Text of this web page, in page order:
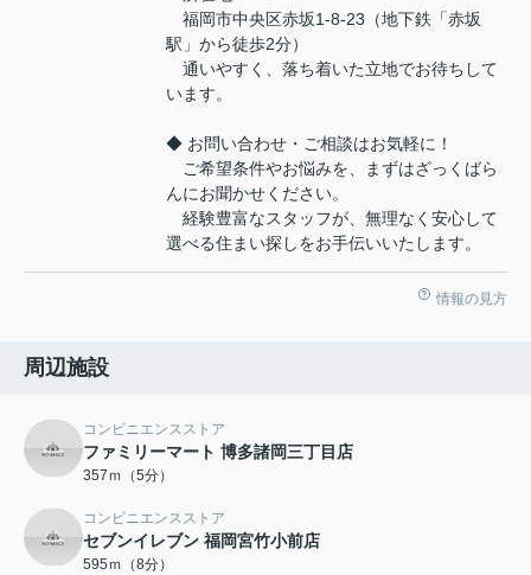
福岡市中央区赤坂1-8-23（地下鉄「赤坂
駅」から徒歩2分）
通いやすく、落ち着いた立地でお待ちして
います。
◆ お問い合わせ・ご相談はお気軽に！
ご希望条件やお悩みを、まずはざっくばら
んにお聞かせください。
経験豊富なスタッフが、無理なく安心して
選べる住まい探しをお手伝いいたします。
情報の見方
周辺施設
コンビニエンスストア
ファミリーマート 博多諸岡三丁目店
357ｍ（5分）
コンビニエンスストア
セブンイレブン 福岡宮竹小前店
595ｍ（8分）